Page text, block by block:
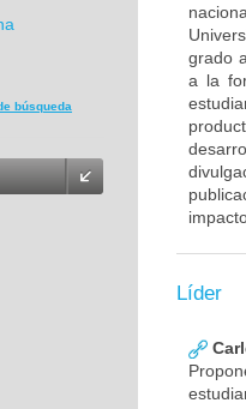
búsqueda
grado
a la
Líder